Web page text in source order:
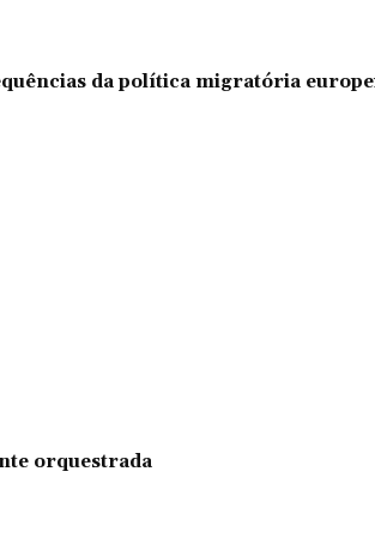
da política migratória
orquestrada